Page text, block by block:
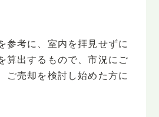
参考に、室内を拝見せずに
算出するもので、市況にご
ご売却を検討し始めた方に